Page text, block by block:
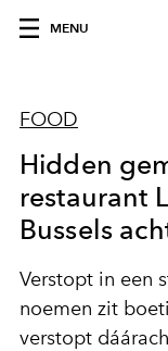
MENU
FOOD
Hidden
restaurant
Bussels
Verstopt in een
noemen zit
verstopt